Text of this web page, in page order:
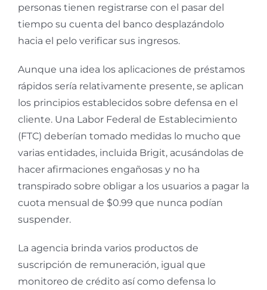
personas tienen registrarse con el pasar del
tiempo su cuenta del banco desplazándolo
hacia el pelo verificar sus ingresos.
Aunque una idea los aplicaciones de préstamos
rápidos serí­a relativamente presente, se aplican
los principios establecidos sobre defensa en el
cliente. Una Labor Federal de Establecimiento
(FTC) deberían tomado medidas lo mucho que
varias entidades, incluida Brigit, acusándolas de
hacer afirmaciones engañosas y no ha
transpirado sobre obligar a los usuarios a pagar la
cuota mensual de $0.99 que nunca podían
suspender.
La agencia brinda varios productos de
suscripción de remuneración, igual que
monitoreo de crédito así­ como defensa lo